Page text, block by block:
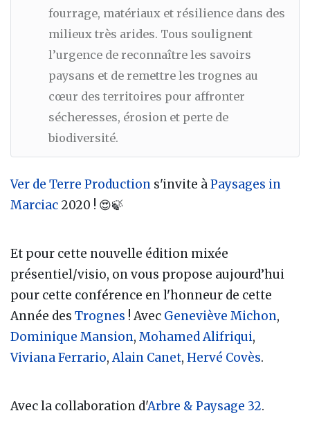
fourrage, matériaux et résilience dans des
milieux très arides. Tous soulignent
l’urgence de reconnaître les savoirs
paysans et de remettre les trognes au
cœur des territoires pour affronter
sécheresses, érosion et perte de
biodiversité.
Ver de Terre Production s'invite àPaysages in
Marciac 2020 ! 😍🍃
Et pour cette nouvelle édition mixée
présentiel/visio, on vous propose aujourd’hui
pour cette conférence en l'honneur de cette
Année des Trognes ! Avec Geneviève Michon,
Dominique Mansion, Mohamed Alifriqui,
Viviana Ferrario,Alain Canet, Hervé Covès.
Avec la collaboration d'Arbre & Paysage 32.